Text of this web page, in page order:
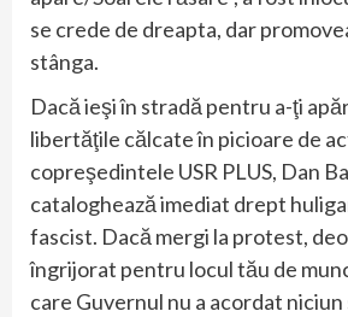
se crede de dreapta, dar
stânga.
Dacă ieşi în stradă pentru a-ţi
libertăţile călcate în picioare de
copreşedintele USR PLUS, Dan
cataloghează imediat drept
fascist. Dacă mergi la protest,
îngrijorat pentru locul tău de
care Guvernul nu a acordat